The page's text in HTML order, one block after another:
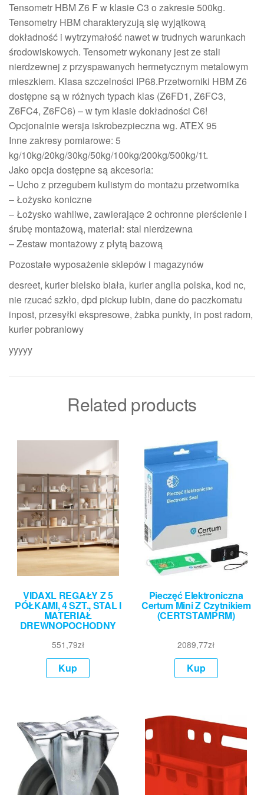
Tensometr HBM Z6 F w klasie C3 o zakresie 500kg.
Tensometry HBM charakteryzują się wyjątkową
dokładność i wytrzymałość nawet w trudnych warunkach
środowiskowych. Tensometr wykonany jest ze stali
nierdzewnej z przyspawanych hermetycznym metalowym
mieszkiem. Klasa szczelności IP68.Przetworniki HBM Z6
dostępne są w różnych typach klas (Z6FD1, Z6FC3,
Z6FC4, Z6FC6) – w tym klasie dokładności C6!
Opcjonalnie wersja iskrobezpieczna wg. ATEX 95
Inne zakresy pomiarowe: 5
kg/10kg/20kg/30kg/50kg/100kg/200kg/500kg/1t.
Jako opcja dostępne są akcesoria:
– Ucho z przegubem kulistym do montażu przetwornika
– Łożysko koniczne
– Łożysko wahliwe, zawierające 2 ochronne pierścienie i
śrubę montażową, materiał: stal nierdzewna
– Zestaw montażowy z płytą bazową
Pozostałe wyposażenie sklepów i magazynów
desreet, kurier bielsko biała, kurier anglia polska, kod nc,
nie rzucać szkło, dpd pickup lubin, dane do paczkomatu
inpost, przesyłki ekspresowe, żabka punkty, in post radom,
kurier pobraniowy
yyyyy
Related products
VIDAXL REGAŁY Z 5
PÓŁKAMI, 4 SZT., STAL I
MATERIAŁ
DREWNOPOCHODNY
551,79zł
Kup
Pieczęć Elektroniczna
Certum Mini Z Czytnikiem
(CERTSTAMPRM)
2089,77zł
Kup